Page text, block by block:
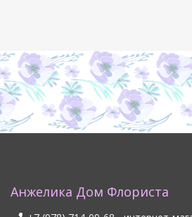
Анжелика Дом Флориста